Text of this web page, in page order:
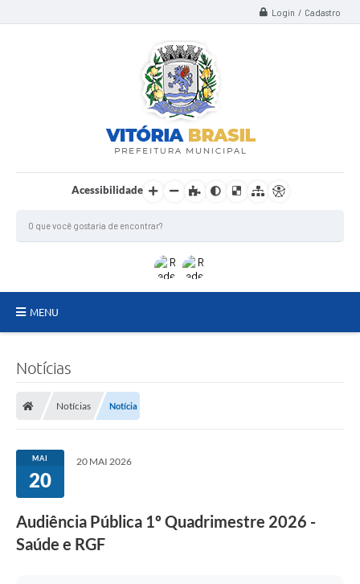
Login / Cadastro
Acessibilidade
MENU
CONSELHOS MUNICIPAIS
TAC´S PROMOTORIA/MPF
Secretarias
Notícias
Notícias Notícia
MAI
20
20 MAI 2026
Audiência Pública 1º Quadrimestre 2026 -
Saúde e RGF